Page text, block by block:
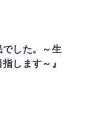
した。～生
します～』